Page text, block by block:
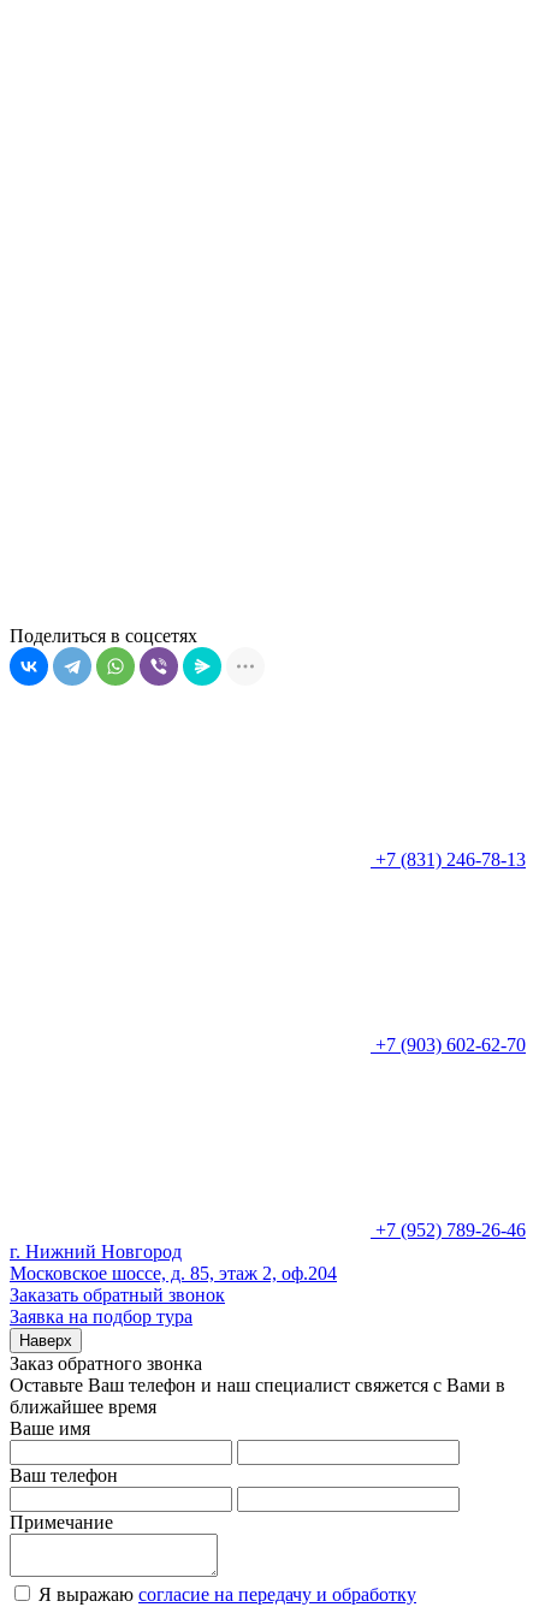
Поделиться в соцсетях
+7 (831) 246-78-13
+7 (903) 602-62-70
+7 (952) 789-26-46
г. Нижний Новгород
Московское шоссе, д. 85, этаж 2, оф.204
Заказать обратный звонок
Заявка на подбор тура
Наверх
Заказ обратного звонка
Оставьте Ваш телефон и наш специалист свяжется с Вами в
ближайшее время
Ваше имя
Ваш телефон
Примечание
Я выражаю согласие на передачу и обработку